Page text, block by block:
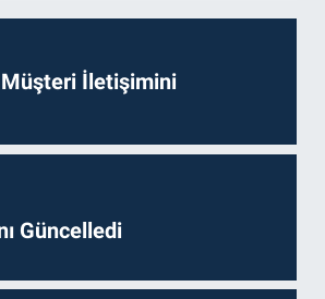
İletişimini
Güncelledi